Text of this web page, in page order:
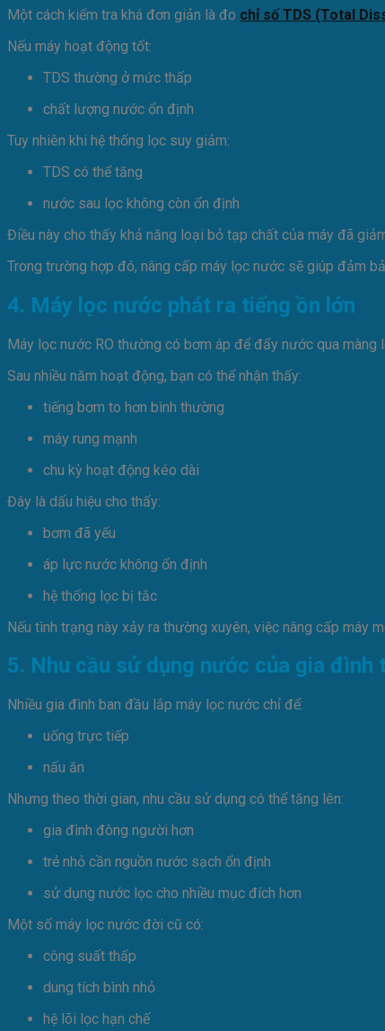
Một cách kiểm tra khá đơn giản là đo chỉ số TDS (Total
Nếu máy hoạt động tốt:
TDS thường ở mức thấp
chất lượng nước ổn định
Tuy nhiên khi hệ thống lọc suy giảm:
TDS có thể tăng
nước sau lọc không còn ổn định
Điều này cho thấy khả năng loại bỏ tạp chất của máy đã
Trong trường hợp đó, nâng cấp máy lọc nước sẽ giúp đảm
4. Máy lọc nước phát ra tiếng ồn lớn
Máy lọc nước RO thường có bơm áp để đẩy nước qua màng
Sau nhiều năm hoạt động, bạn có thể nhận thấy:
tiếng bơm to hơn bình thường
máy rung mạnh
chu kỳ hoạt động kéo dài
Đây là dấu hiệu cho thấy:
bơm đã yếu
áp lực nước không ổn định
hệ thống lọc bị tắc
Nếu tình trạng này xảy ra thường xuyên, việc nâng cấp máy
5. Nhu cầu sử dụng nước của gia đình
Nhiều gia đình ban đầu lắp máy lọc nước chỉ để:
uống trực tiếp
nấu ăn
Nhưng theo thời gian, nhu cầu sử dụng có thể tăng lên:
gia đình đông người hơn
trẻ nhỏ cần nguồn nước sạch ổn định
sử dụng nước lọc cho nhiều mục đích hơn
Một số máy lọc nước đời cũ có:
công suất thấp
dung tích bình nhỏ
hệ lõi lọc hạn chế